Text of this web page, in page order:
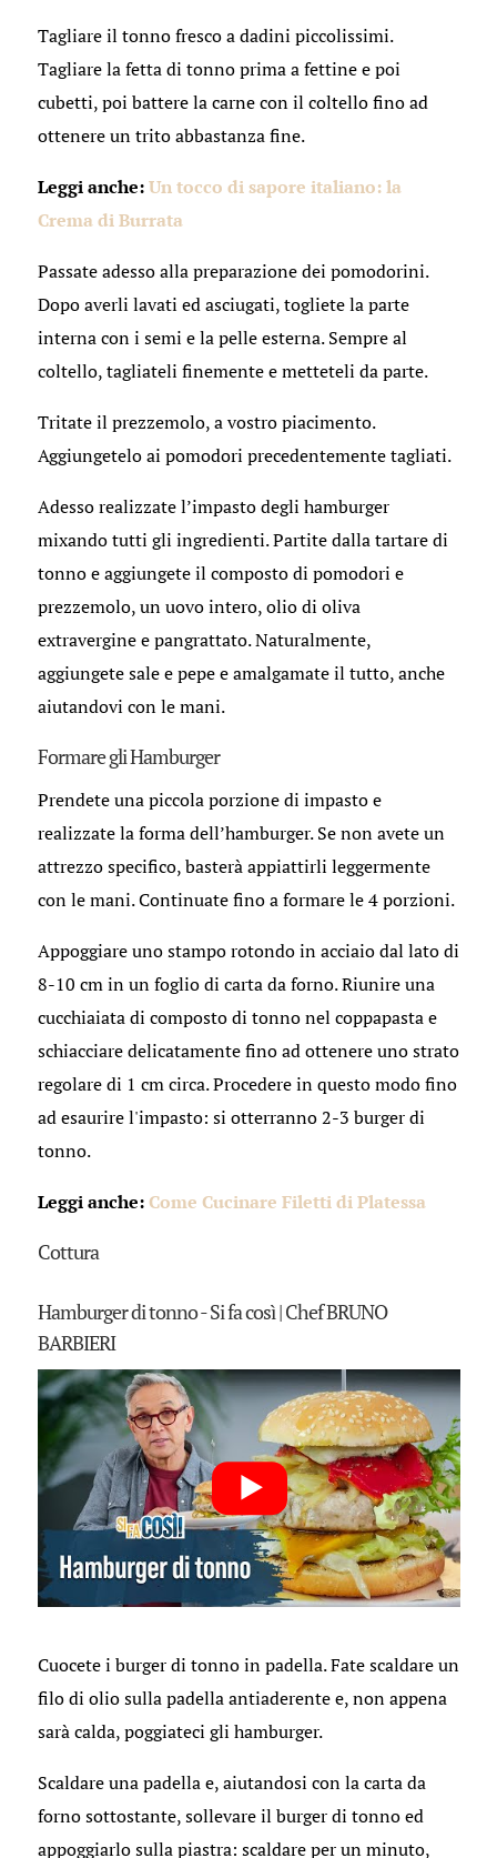
Tagliare il tonno fresco a dadini piccolissimi.
Tagliare la fetta di tonno prima a fettine e poi
cubetti, poi battere la carne con il coltello fino ad
ottenere un trito abbastanza fine.
Leggi anche:Un tocco di sapore italiano: la
Crema di Burrata
Passate adesso alla preparazione dei pomodorini.
Dopo averli lavati ed asciugati, togliete la parte
interna con i semi e la pelle esterna. Sempre al
coltello, tagliateli finemente e metteteli da parte.
Tritate il prezzemolo, a vostro piacimento.
Aggiungetelo ai pomodori precedentemente tagliati.
Adesso realizzate l’impasto degli hamburger
mixando tutti gli ingredienti. Partite dalla tartare di
tonno e aggiungete il composto di pomodori e
prezzemolo, un uovo intero, olio di oliva
extravergine e pangrattato. Naturalmente,
aggiungete sale e pepe e amalgamate il tutto, anche
aiutandovi con le mani.
Formare gli Hamburger
Prendete una piccola porzione di impasto e
realizzate la forma dell’hamburger. Se non avete un
attrezzo specifico, basterà appiattirli leggermente
con le mani. Continuate fino a formare le 4 porzioni.
Appoggiare uno stampo rotondo in acciaio dal lato di
8-10 cm in un foglio di carta da forno. Riunire una
cucchiaiata di composto di tonno nel coppapasta e
schiacciare delicatamente fino ad ottenere uno strato
regolare di 1 cm circa. Procedere in questo modo fino
ad esaurire l'impasto: si otterranno 2-3 burger di
tonno.
Leggi anche:Come Cucinare Filetti di Platessa
Cottura
Hamburger di tonno - Si fa così | Chef BRUNO
BARBIERI
Cuocete i burger di tonno in padella. Fate scaldare un
filo di olio sulla padella antiaderente e, non appena
sarà calda, poggiateci gli hamburger.
Scaldare una padella e, aiutandosi con la carta da
forno sottostante, sollevare il burger di tonno ed
appoggiarlo sulla piastra: scaldare per un minuto,